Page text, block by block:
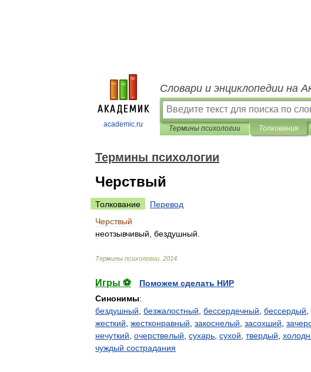
academic.ru
Словари и энциклопедии на
Термины психологии Толкования
Термины психологии
Черствый
Толкование
Перевод
Черствый
неотзывчивый бездушный
Термины психологии 2014
Игры ⚽
Поможем сделать НИР
Синонимы:
бездушный безжалостный бессердечный бессердый
жесткий жестконравный закоснелый засохший
нечуткий очерствелый сухарь сухой твердый
чуждый сострадания